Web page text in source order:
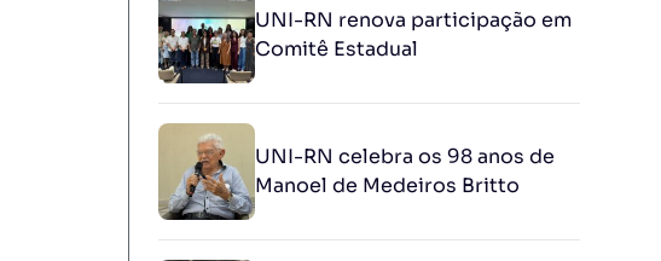
UNI-RN renova participação em
Comitê Estadual
UNI-RN celebra os 98 anos de
Manoel de Medeiros Britto